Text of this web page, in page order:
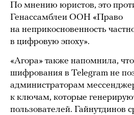
По мнению юристов, это
Генассамблеи ООН «Право
на неприкосновенность
в цифровую эпоху».
«Агора» также напомнила,
шифрования в Telegram не
администраторам
к ключам, которые
пользователей. Гайнутдинов